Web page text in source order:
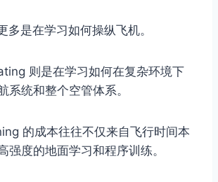
是在学习如何操纵飞机。
则是在学习如何在复杂环境下
系统和整个空管体系。
的成本往往不仅来自飞行时间本
强度的地面学习和程序训练。